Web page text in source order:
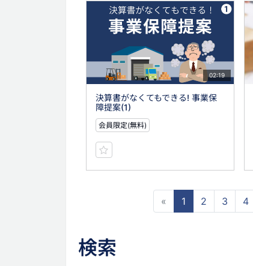
02:19
決算書がなくてもできる! 事業保
障提案(1)
会員限定(無料)
« 1 2 3 4
検索